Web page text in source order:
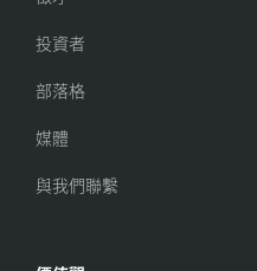
投資者
部落格
媒體
與我們聯繫